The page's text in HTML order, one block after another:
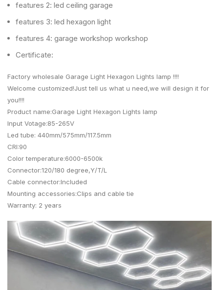
features 2: led ceiling garage
features 3: led hexagon light
features 4: garage workshop workshop
Certificate:
Factory wholesale Garage Light Hexagon Lights lamp !!!!
Welcome customized!Just tell us what u need,we will design it for
you!!!!
Product name:Garage Light Hexagon Lights lamp
Input Votage:85-265V
Led tube: 440mm/575mm/117.5mm
CRI:90
Color temperature:6000-6500k
Connector:120/180 degree,Y/T/L
Cable connector:Included
Mounting accessories:Clips and cable tie
Warranty: 2 years